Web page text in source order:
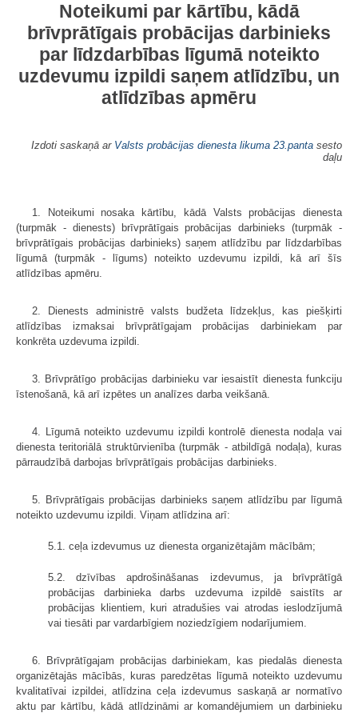
Noteikumi par kārtību, kādā
brīvprātīgais probācijas darbinieks
par līdzdarbības līgumā noteikto
uzdevumu izpildi saņem atlīdzību, un
atlīdzības apmēru
Izdoti saskaņā ar Valsts probācijas dienesta likuma 23.panta sesto
daļu
1. Noteikumi nosaka kārtību, kādā Valsts probācijas dienesta
(turpmāk - dienests) brīvprātīgais probācijas darbinieks (turpmāk -
brīvprātīgais probācijas darbinieks) saņem atlīdzību par līdzdarbības
līgumā (turpmāk - līgums) noteikto uzdevumu izpildi, kā arī šīs
atlīdzības apmēru.
2. Dienests administrē valsts budžeta līdzekļus, kas piešķirti
atlīdzības izmaksai brīvprātīgajam probācijas darbiniekam par
konkrēta uzdevuma izpildi.
3. Brīvprātīgo probācijas darbinieku var iesaistīt dienesta funkciju
īstenošanā, kā arī izpētes un analīzes darba veikšanā.
4. Līgumā noteikto uzdevumu izpildi kontrolē dienesta nodaļa vai
dienesta teritoriālā struktūrvienība (turpmāk - atbildīgā nodaļa), kuras
pārraudzībā darbojas brīvprātīgais probācijas darbinieks.
5. Brīvprātīgais probācijas darbinieks saņem atlīdzību par līgumā
noteikto uzdevumu izpildi. Viņam atlīdzina arī:
5.1. ceļa izdevumus uz dienesta organizētajām mācībām;
5.2. dzīvības apdrošināšanas izdevumus, ja brīvprātīgā
probācijas darbinieka darbs uzdevuma izpildē saistīts ar
probācijas klientiem, kuri atradušies vai atrodas ieslodzījumā
vai tiesāti par vardarbīgiem noziedzīgiem nodarījumiem.
6. Brīvprātīgajam probācijas darbiniekam, kas piedalās dienesta
organizētajās mācībās, kuras paredzētas līgumā noteikto uzdevumu
kvalitatīvai izpildei, atlīdzina ceļa izdevumus saskaņā ar normatīvo
aktu par kārtību, kādā atlīdzināmi ar komandējumiem un darbinieku